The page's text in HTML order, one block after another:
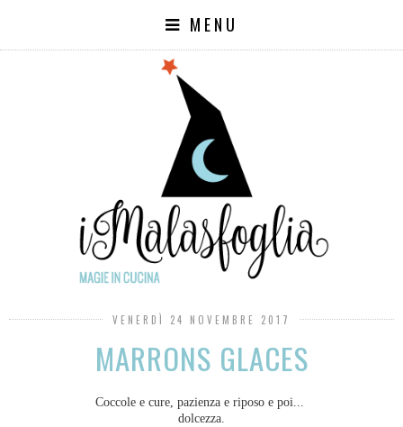
MENU
VENERDÌ 24 NOVEMBRE 2017
MARRONS GLACES
Coccole e cure, pazienza e riposo e poi...
dolcezza.